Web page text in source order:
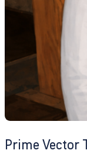
Prime Vector